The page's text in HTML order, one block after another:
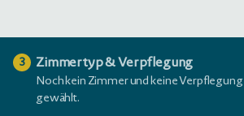
3 Zimmertyp & Verpflegung
Noch kein Zimmer und keine Verpflegung
gewählt.